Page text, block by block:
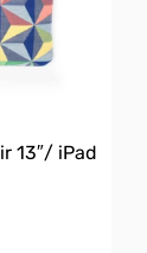
13″/ iPad